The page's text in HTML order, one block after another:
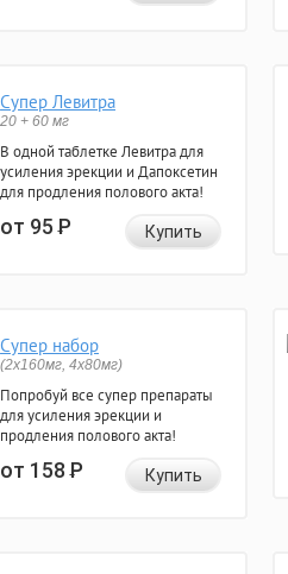
Супер Левитра
20 + 60 мг
В одной таблетке Левитра для
усиления эрекции и Дапоксетин
для продления полового акта!
от 95Р Купить
Супер набор
(2х160мг, 4х80мг)
Попробуй все супер препараты
для усиления эрекции и
продления полового акта!
от 158Р Купить